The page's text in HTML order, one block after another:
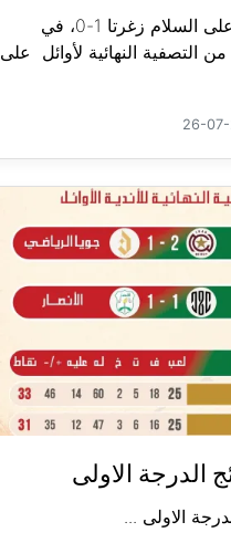
فوز طرابلس على السلام زغرتا 1-0، في
من التصفية النهائية لأوائل على
26-
الدرجة الاولى
الاولى ...